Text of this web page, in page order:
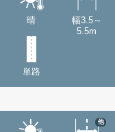
晴
幅3.5～
5.5m
単路
他